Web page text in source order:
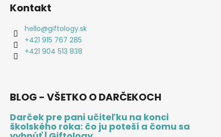
Kontakt
hello@giftology.sk
+421 915 767 285
+421 904 513 838
BLOG - VŠETKO O DARČEKOCH
Darček pre pani učiteľku na konci
školského roka: čo ju poteší a čomu sa